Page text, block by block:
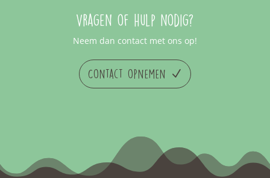
Vragen of hulp nodig?
Neem dan contact met ons op!
Contact opnemen